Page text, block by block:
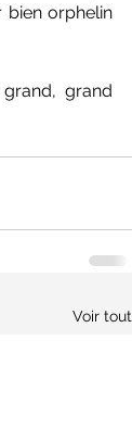
bien orphelin
grand
Voir tout